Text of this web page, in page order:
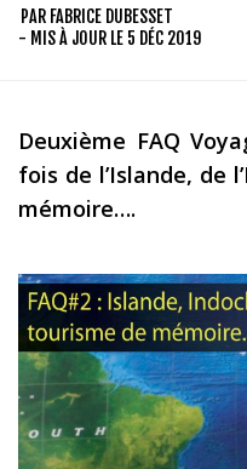
A propos
Blog voyage
Préparer
Destinations
LA LETTRE
Outils pour
PAR FABRICE DUBESSET
- MIS À JOUR LE 5 DÉC 2019
Deuxième FAQ
fois de l’Islande, de
mémoire….